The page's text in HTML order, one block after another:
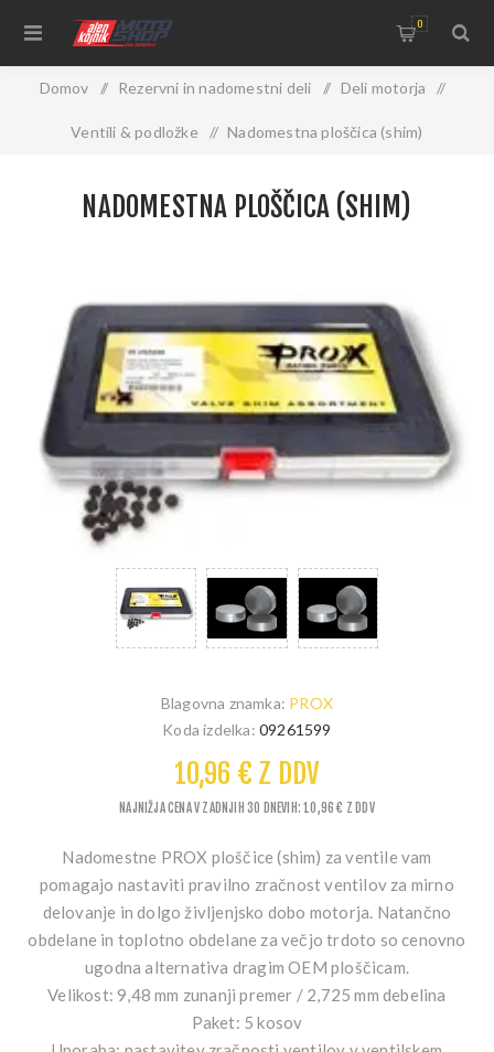
0
Domov / Rezervni in nadomestni deli / Deli motorja /
Ventili & podložke / Nadomestna ploščica (shim)
NADOMESTNA PLOŠČICA (SHIM)
Blagovna znamka: PROX
Koda izdelka: 09261599
10,96 € Z DDV
NAJNIŽJA CENA V ZADNJIH 30 DNEVIH: 10,96 € Z DDV
Nadomestne PROX ploščice (shim) za ventile vam
pomagajo nastaviti pravilno zračnost ventilov za mirno
delovanje in dolgo življenjsko dobo motorja. Natančno
obdelane in toplotno obdelane za večjo trdoto so cenovno
ugodna alternativa dragim OEM ploščicam.
Velikost: 9,48 mm zunanji premer / 2,725 mm debelina
Paket: 5 kosov